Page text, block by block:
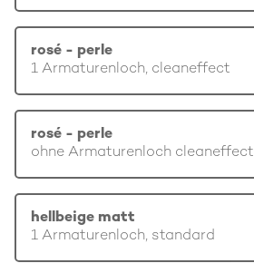
rosé - perle
1 Armaturenloch, cleaneffect
rosé - perle
ohne Armaturenloch cleaneffect
hellbeige matt
1 Armaturenloch, standard